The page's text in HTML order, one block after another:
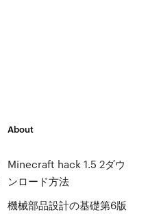
About
Minecraft hack 1.5 2ダウ
ンロード方法
機械部品設計の基礎第6版